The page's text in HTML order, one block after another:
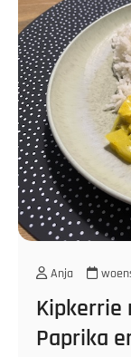
Anja
Kipkerrie
Paprika